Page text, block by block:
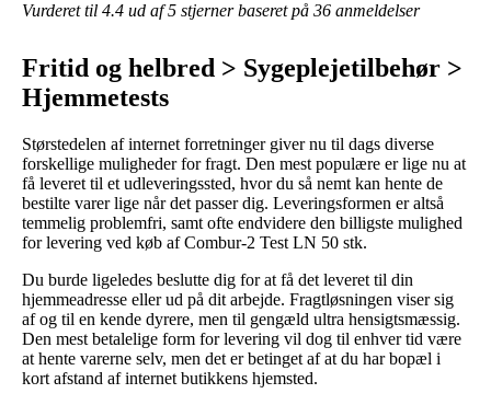
Vurderet til 4.4 ud af 5 stjerner baseret på 36 anmeldelser
Fritid og helbred > Sygeplejetilbehør >
Hjemmetests
Størstedelen af internet forretninger giver nu til dags diverse
forskellige muligheder for fragt. Den mest populære er lige nu at
få leveret til et udleveringssted, hvor du så nemt kan hente de
bestilte varer lige når det passer dig. Leveringsformen er altså
temmelig problemfri, samt ofte endvidere den billigste mulighed
for levering ved køb af Combur-2 Test LN 50 stk.
Du burde ligeledes beslutte dig for at få det leveret til din
hjemmeadresse eller ud på dit arbejde. Fragtløsningen viser sig
af og til en kende dyrere, men til gengæld ultra hensigtsmæssig.
Den mest betalelige form for levering vil dog til enhver tid være
at hente varerne selv, men det er betinget af at du har bopæl i
kort afstand af internet butikkens hjemsted.